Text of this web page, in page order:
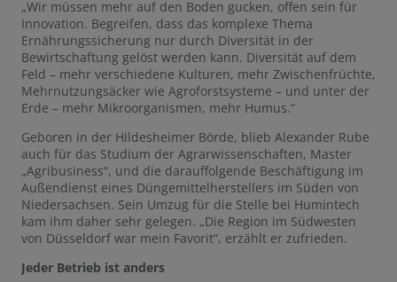
„Wir müssen mehr auf den Boden gucken, offen sein für
Innovation. Begreifen, dass das komplexe Thema
Ernährungssicherung nur durch Diversität in der
Bewirtschaftung gelöst werden kann. Diversität auf dem
Feld – mehr verschiedene Kulturen, mehr Zwischenfrüchte,
Mehrnutzungsäcker wie Agroforstsysteme – und unter der
Erde – mehr Mikroorganismen, mehr Humus.“
Geboren in der Hildesheimer Börde, blieb Alexander Rube
auch für das Studium der Agrarwissenschaften, Master
„Agribusiness“, und die darauffolgende Beschäftigung im
Außendienst eines Düngemittelherstellers im Süden von
Niedersachsen. Sein Umzug für die Stelle bei Humintech
kam ihm daher sehr gelegen. „Die Region im Südwesten
von Düsseldorf war mein Favorit“, erzählt er zufrieden.
Jeder Betrieb ist anders